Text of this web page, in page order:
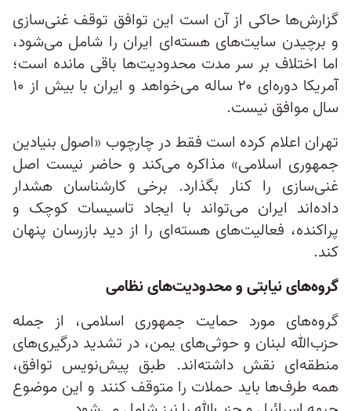
گزارش‌ها حاکی از آن است این توافق توقف غنی‌سازی
و برچیدن سایت‌های هسته‌ای ایران را شامل می‌شود،
اما اختلاف بر سر مدت محدودیت‌ها باقی مانده است؛
آمریکا دوره‌ای ۲۰ ساله می‌خواهد و ایران با بیش از ۱۰
سال موافق نیست.
تهران اعلام کرده است فقط در چارچوب «اصول بنیادین
جمهوری اسلامی» مذاکره می‌کند و حاضر نیست اصل
غنی‌سازی را کنار بگذارد. برخی کارشناسان هشدار
داده‌اند ایران می‌تواند با ایجاد تاسیسات کوچک و
پراکنده، فعالیت‌های هسته‌ای را از دید بازرسان پنهان
کند.
گروه‌های نیابتی و محدودیت‌های نظامی
گروه‌های مورد حمایت جمهوری اسلامی، از جمله
حزب‌الله لبنان و حوثی‌های یمن، در تشدید درگیری‌های
منطقه‌ای نقش داشته‌اند. طبق پیش‌نویس توافق،
همه طرف‌ها باید حملات را متوقف کنند و این موضوع